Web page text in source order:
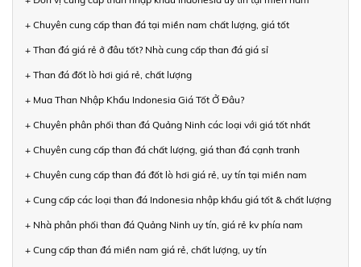
+ Chuyên cung cấp than đá tại miền nam chất lượng, giá tốt
+ Than đá giá rẻ ở đâu tốt? Nhà cung cấp than đá giá sỉ
+ Than đá đốt lò hơi giá rẻ, chất lượng
+ Mua Than Nhập Khẩu Indonesia Giá Tốt Ở Đâu?
+ Chuyên phân phối than đá Quảng Ninh các loại với giá tốt nhất
+ Chuyên cung cấp than đá chất lượng, giá than đá cạnh tranh
+ Chuyên cung cấp than đá đốt lò hơi giá rẻ, uy tín tại miền nam
+ Cung cấp các loại than đá Indonesia nhập khẩu giá tốt & chất lượng
+ Nhà phân phối than đá Quảng Ninh uy tín, giá rẻ kv phía nam
+ Cung cấp than đá miền nam giá rẻ, chất lượng, uy tín